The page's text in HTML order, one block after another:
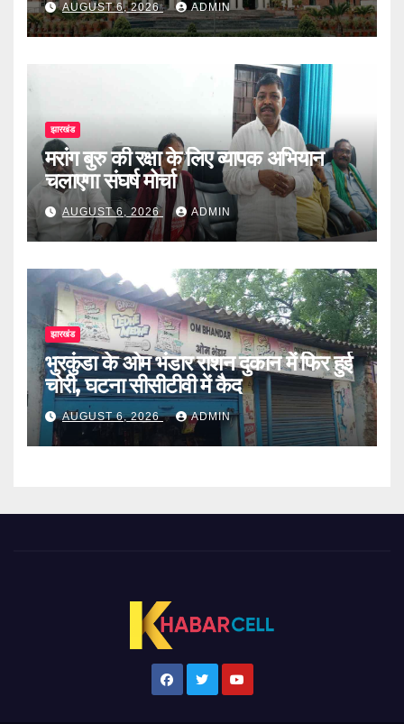
AUGUST 6, 2026 ADMIN
झारखंड
मरांग बुरु की रक्षा के लिए व्यापक अभियान
चलाएगा संघर्ष मोर्चा
AUGUST 6, 2026 ADMIN
झारखंड
भुरकुंडा के ओम भंडार राशन दुकान में फिर हुई
चोरी, घटना सीसीटीवी में कैद
AUGUST 6, 2026 ADMIN